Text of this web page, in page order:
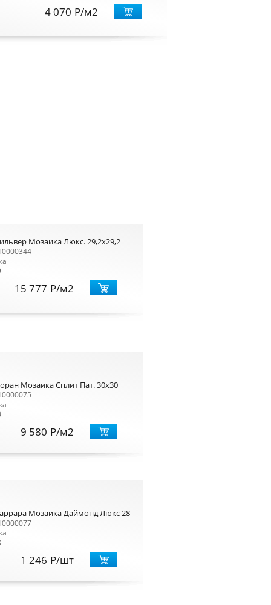
4 070 Р/м2
Мозаика Люкс. 29,2x29,2
15 777 Р/м2
Мозаика Сплит Пат. 30x30
9 580 Р/м2
Мозаика Даймонд Люкс 28x48
1 246 Р/шт